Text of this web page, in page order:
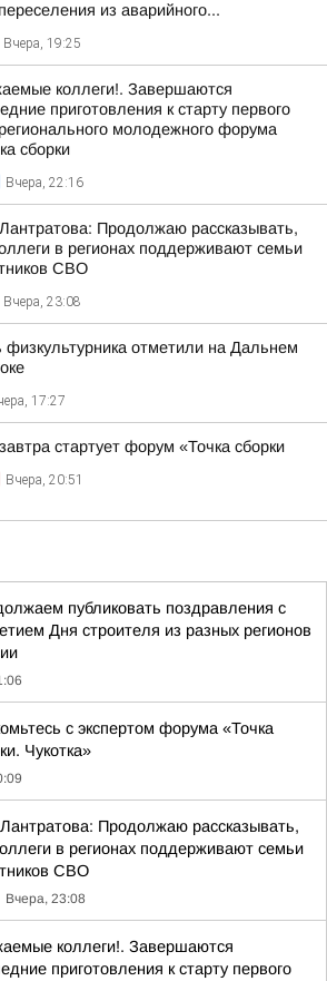
из аварийного...
Вчера, 19:25
коллеги!. Завершаются
приготовления к старту первого
молодежного форума
сборки
Вчера, 22:16
Продолжаю рассказывать,
в регионах поддерживают семьи
СВО
Вчера, 23:08
физкультурника отметили на Дальнем
17:27
стартует форум «Точка сборки
Вчера, 20:51
публиковать поздравления с
Дня строителя из разных регионов
с экспертом форума «Точка
Чукотка»
Продолжаю рассказывать,
в регионах поддерживают семьи
СВО
Вчера, 23:08
коллеги!. Завершаются
приготовления к старту первого